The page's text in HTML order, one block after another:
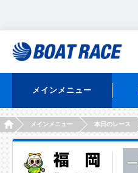
メインメニュー
HOMEメインメニュー 本日のレース